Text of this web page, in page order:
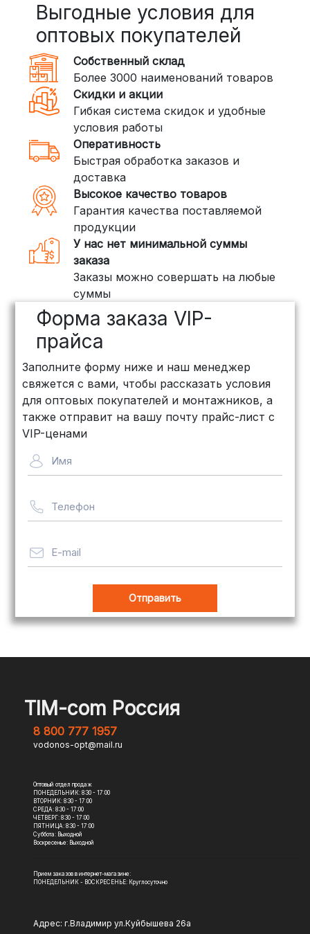
Выгодные условия для
оптовых покупателей
Собственный склад
Более 3000 наименований товаров
Скидки и акции
Гибкая система скидок и удобные
условия работы
Оперативность
Быстрая обработка заказов и
доставка
Высокое качество товаров
Гарантия качества поставляемой
продукции
У нас нет минимальной суммы
заказа
Заказы можно совершать на любые
суммы
Форма заказа VIP-
прайса
Заполните форму ниже и наш менеджер
свяжется с вами, чтобы рассказать условия
для оптовых покупателей и монтажников, а
также отправит на вашу почту прайс-лист с
VIP-ценами
Имя
Телефон
E-mail
TIM-com Россия
8 800 777 1957
vodonos-opt@mail.ru
Оптовый отдел продаж
ПОНЕДЕЛЬНИК: 8:30 - 17:00
ВТОРНИК: 8:30 - 17:00
СРЕДА: 8:30 - 17:00
ЧЕТВЕРГ: 8:30 - 17:00
ПЯТНИЦА: 8:30 - 17:00
Суббота: Выходной
Воскресенье: Выходной
Прием заказов в интернет-магазине:
ПОНЕДЕЛЬНИК - ВОСКРЕСЕНЬЕ: Круглосуточно
Адрес: г.Владимир ул.Куйбышева 26а